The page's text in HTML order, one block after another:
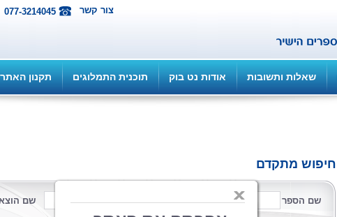
077-3214045 צור קשר
שאלות ותשובות אודות נט בוק תוכנית התמלוגים תקנון האתר
חיפוש מתקדם
שם הספר שם המחבר שם